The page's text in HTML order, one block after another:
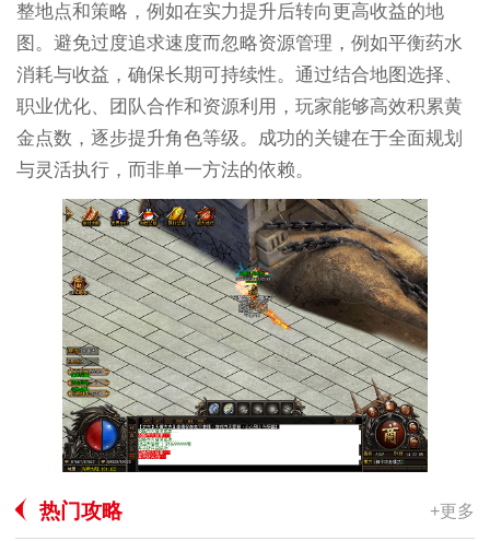
整地点和策略，例如在实力提升后转向更高收益的地
图。避免过度追求速度而忽略资源管理，例如平衡药水
消耗与收益，确保长期可持续性。通过结合地图选择、
职业优化、团队合作和资源利用，玩家能够高效积累黄
金点数，逐步提升角色等级。成功的关键在于全面规划
与灵活执行，而非单一方法的依赖。
热门攻略 +更多